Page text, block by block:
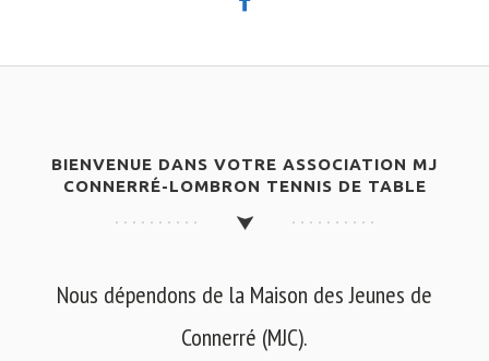
BIENVENUE DANS VOTRE ASSOCIATION MJ
CONNERRÉ-LOMBRON TENNIS DE TABLE
Nous dépendons de la Maison des Jeunes de
Connerré (MJC).